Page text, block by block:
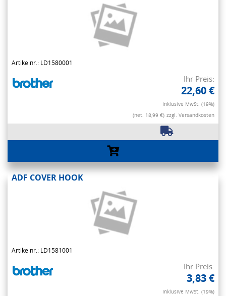
Artikelnr.: LD1580001
Ihr Preis:
22,60 €
Inklusive MwSt. (19%)
(net. 18,99 €) zzgl. Versandkosten
ADF COVER HOOK
Artikelnr.: LD1581001
Ihr Preis:
3,83 €
Inklusive MwSt. (19%)